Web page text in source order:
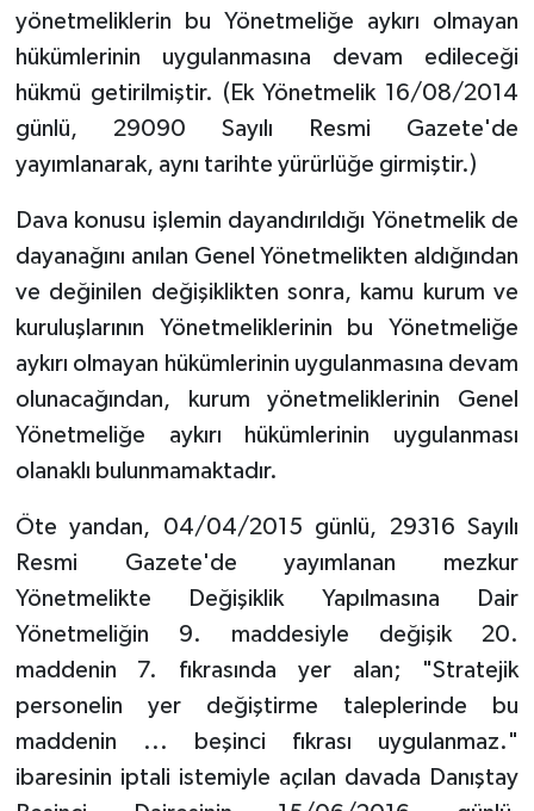
yönetmeliklerin bu Yönetmeliğe aykırı olmayan
hükümlerinin uygulanmasına devam edileceği
hükmü getirilmiştir. (Ek Yönetmelik 16/08/2014
günlü, 29090 Sayılı Resmi Gazete'de
yayımlanarak, aynı tarihte yürürlüğe girmiştir.)
Dava konusu işlemin dayandırıldığı Yönetmelik de
dayanağını anılan Genel Yönetmelikten aldığından
ve değinilen değişiklikten sonra, kamu kurum ve
kuruluşlarının Yönetmeliklerinin bu Yönetmeliğe
aykırı olmayan hükümlerinin uygulanmasına devam
olunacağından, kurum yönetmeliklerinin Genel
Yönetmeliğe aykırı hükümlerinin uygulanması
olanaklı bulunmamaktadır.
Öte yandan, 04/04/2015 günlü, 29316 Sayılı
Resmi Gazete'de yayımlanan mezkur
Yönetmelikte Değişiklik Yapılmasına Dair
Yönetmeliğin 9. maddesiyle değişik 20.
maddenin 7. fıkrasında yer alan; "Stratejik
personelin yer değiştirme taleplerinde bu
maddenin ... beşinci fıkrası uygulanmaz."
ibaresinin iptali istemiyle açılan davada Danıştay